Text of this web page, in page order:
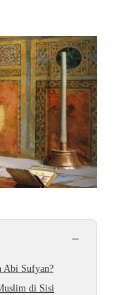
−
Abi Sufyan?
di Sisi